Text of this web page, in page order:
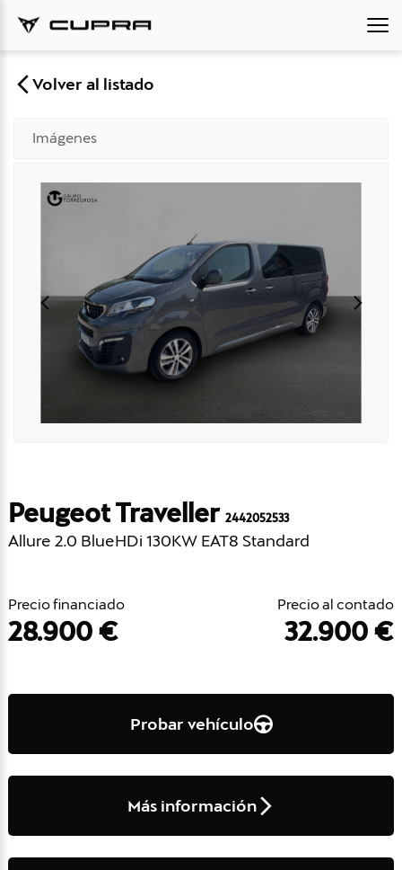
Volver al listado
Imágenes
Peugeot Traveller 2442052533
Allure 2.0 BlueHDi 130KW EAT8 Standard
Precio financiado
28.900 €
Precio al contado
32.900 €
Probar vehículo
Más información